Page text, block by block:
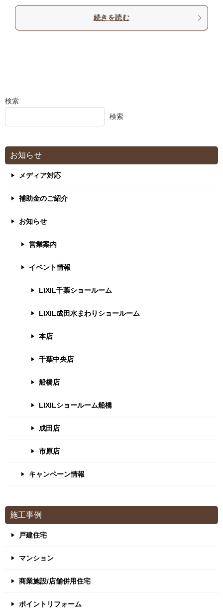
続きを読む
検索
検索
お知らせ
メディア対応
補助金のご紹介
お知らせ
営業案内
イベント情報
LIXIL千葉ショールーム
LIXIL成田水まわりショールーム
本店
千葉中央店
船橋店
LIXILショールーム船橋
成田店
市原店
キャンペーン情報
施工事例
戸建住宅
マンション
商業施設/店舗併用住宅
ポイントリフォーム